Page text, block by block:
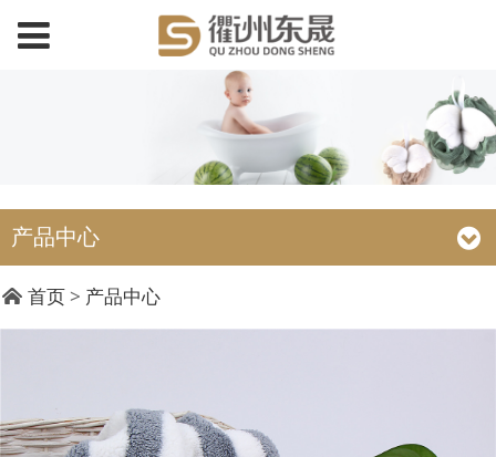
产品中心
DC18071 35x75cm粗
首页 > 产品中心